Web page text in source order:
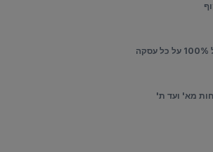
מא' ועד ת'